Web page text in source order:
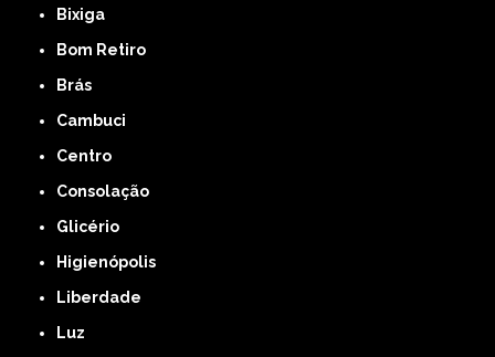
Bixiga
Bom Retiro
Brás
Cambuci
Centro
Consolação
Glicério
Higienópolis
Liberdade
Luz